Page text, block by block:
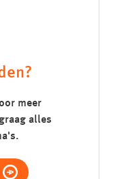
meer
alles